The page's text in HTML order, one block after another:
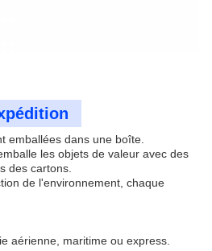
emballées dans une boîte.
les objets de valeur avec des
des cartons.
de l'environnement, chaque
aérienne, maritime ou express.